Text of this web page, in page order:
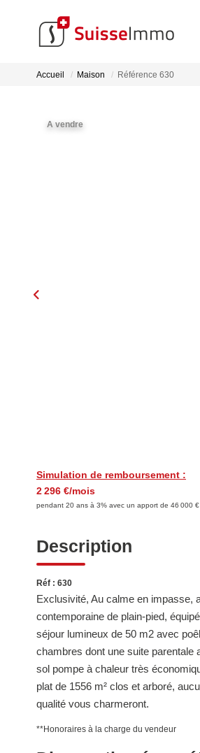
Accueil Maison Référence 630
A vendre
Simulation de remboursement :
2 296 €/mois
pendant 20 ans à 3% avec un apport de 46 000 €
Description
Réf : 630
Exclusivité, Au calme en impasse,
contemporaine de plain-pied,
séjour lumineux de 50 m2 avec
chambres dont une suite parentale
sol pompe à chaleur très
plat de 1556 m² clos et arboré,
qualité vous charmeront.
**Honoraires à la charge du vendeur